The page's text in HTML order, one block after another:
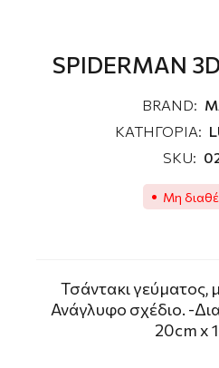
SPIDERMAN
BRAND:
ΚΑΤΗΓΟΡΙΑ:
SKU:
Μη
Τσάντακι γεύματος,
Ανάγλυφο σχέδιο. -
20cm x